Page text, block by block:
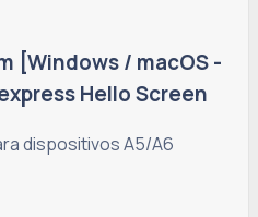
[Windows / macOS -
Hello Screen
dispositivos A5/A6